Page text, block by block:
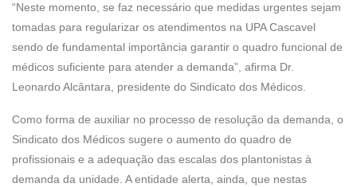
“Neste momento, se faz necessário que medidas urgentes sejam
tomadas para regularizar os atendimentos na UPA Cascavel
sendo de fundamental importância garantir o quadro funcional de
médicos suficiente para atender a demanda”, afirma Dr.
Leonardo Alcântara, presidente do Sindicato dos Médicos.
Como forma de auxiliar no processo de resolução da demanda, o
Sindicato dos Médicos sugere o aumento do quadro de
profissionais e a adequação das escalas dos plantonistas à
demanda da unidade. A entidade alerta, ainda, que nestas